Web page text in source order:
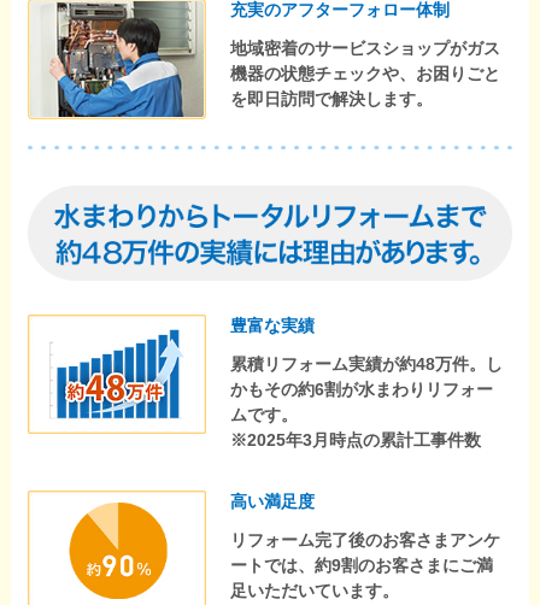
充実のアフターフォロー体制
地域密着のサービスショップがガス
機器の状態チェックや、お困りごと
を即日訪問で解決します。
豊富な実績
累積リフォーム実績が約48万件。し
かもその約6割が水まわりリフォー
ムです。
※2025年3月時点の累計工事件数
高い満足度
リフォーム完了後のお客さまアンケ
ートでは、約9割のお客さまにご満
足いただいています。